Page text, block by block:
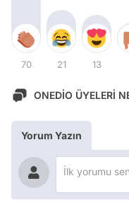
70 21 13
ONEDİO ÜYELERİ
Yorum Yazın